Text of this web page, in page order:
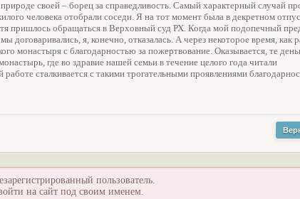
своей – борец за справедливость. Самый характерный случай
человека отобрали соседи. Я на тот момент была в декретном
пришлось обращаться в Верховный суд РХ. Когда мой подопечный
я, конечно, отказалась. А через некоторое время, как
монастыря с благодарностью за пожертвование. Оказывается, те
где во здравие нашей семьи в течение целого года читали
сталкивается с такими трогательными проявлениями
пользователь.
на сайт под своим именем.